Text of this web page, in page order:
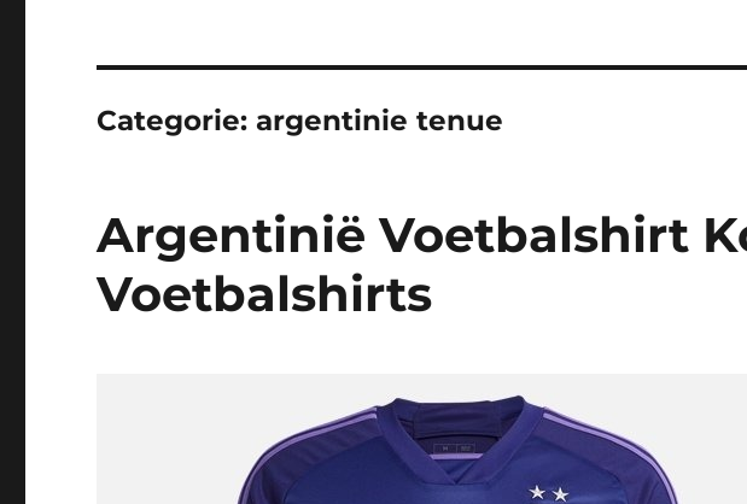
Categorie:argentinie tenue
Argentinië Voetbalshirt
Voetbalshirts